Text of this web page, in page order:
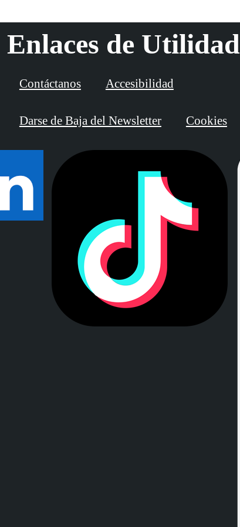
Enlaces de Utilidad
Contáctanos Accesibilidad
Darse de Baja del Newsletter Cookies